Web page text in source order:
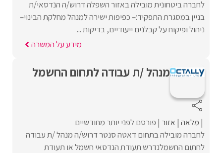
לחברה ביטחונית מובילה באזור השפלה דרוש/ה הנדסאי/ת
בניין במסגרת התפקיד:– כפיפות ישירה למנהל מחלקת הבינוי–
ניהול ופיקוח על קבלנים ייעודיים, בדיקות ...
מידע על המשרה
מנהל /ת עבודה לתחום החשמל
מלאה אזור פורסם לפני יותר מחודשיים
לחברה מובילה בתחום דאטה סנטר דרוש/ה מנהל /ת עבודה
לחתום החשמלנדרש תעודת הנדסאי חשמל או תעודת